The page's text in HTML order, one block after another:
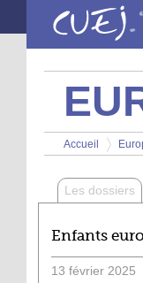
Aller au contenu principal
Vous êtes ici
Accueil
>
Les dossiers
Enfants
13 février 2025